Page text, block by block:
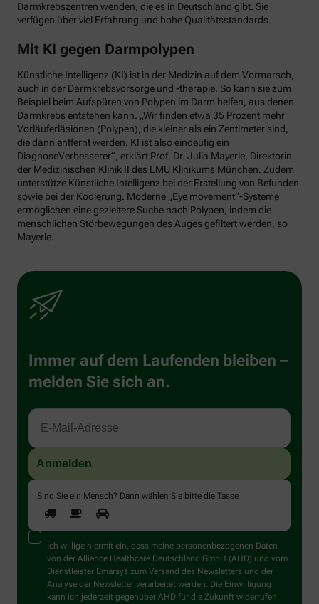
Darmkrebszentren wenden, die es in Deutschland gibt. Sie
verfügen über viel Erfahrung und hohe Qualitätsstandards.
Mit KI gegen Darmpolypen
Künstliche Intelligenz (KI) ist in der Medizin auf dem Vormarsch,
auch in der Darmkrebsvorsorge und -therapie. So kann sie zum
Beispiel beim Aufspüren von Polypen im Darm helfen, aus denen
Darmkrebs entstehen kann. „Wir finden etwa 35 Prozent mehr
Vorläuferläsionen (Polypen), die kleiner als ein Zentimeter sind,
die dann entfernt werden. KI ist also eindeutig ein
DiagnoseVerbesserer“, erklärt Prof. Dr. Julia Mayerle, Direktorin
der Medizinischen Klinik II des LMU Klinikums München. Zudem
unterstütze Künstliche Intelligenz bei der Erstellung von Befunden
sowie bei der Kodierung. Moderne „Eye movement“-Systeme
ermöglichen eine gezieltere Suche nach Polypen, indem die
menschlichen Störbewegungen des Auges gefiltert werden, so
Mayerle.
Immer auf dem Laufenden bleiben –
melden Sie sich an.
Sind Sie ein Mensch? Dann wählen Sie bitte die Tasse
Ich willige hiermit ein, dass meine personenbezogenen Daten
von der Alliance Healthcare Deutschland GmbH (AHD) und vom
Dienstleister Emarsys zum Versand des Newsletters und der
Analyse der Newsletter verarbeitet werden. Die Einwilligung
kann ich jederzeit gegenüber AHD für die Zukunft widerrufen